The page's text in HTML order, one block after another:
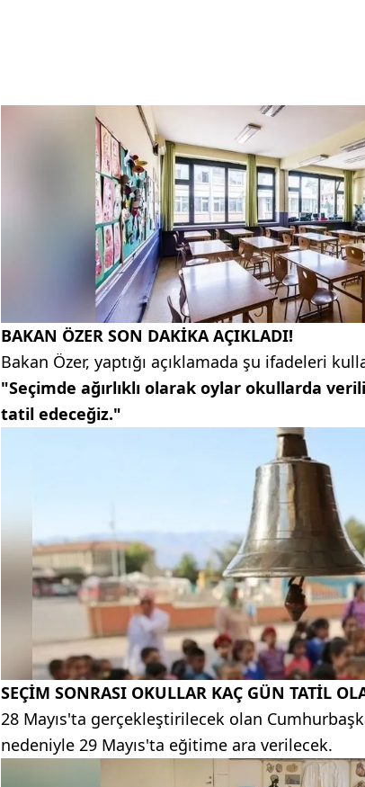
BAKAN ÖZER SON DAKİKA AÇIKLADI!
Bakan Özer, yaptığı açıklamada şu ifadeleri
"Seçimde ağırlıklı olarak oylar okullarda
tatil edeceğiz."
SEÇİM SONRASI OKULLAR KAÇ GÜN TATİL
28 Mayıs'ta gerçekleştirilecek olan
nedeniyle 29 Mayıs'ta eğitime ara verilecek.